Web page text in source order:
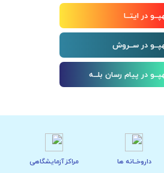
در ایتــا
در ســروش
در پیام رسان بلــه
داروخــانه ها مراکز آزمایشگاهی